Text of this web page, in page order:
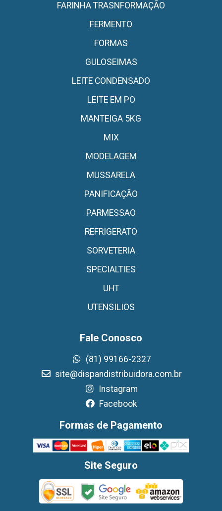
FARINHA TRASNFORMAÇÃO
FERMENTO
FORMAS
GULOSEIMAS
LEITE CONDENSADO
LEITE EM PO
MANTEIGA 5KG
MIX
MODELAGEM
MUSSARELA
PANIFICAÇÃO
PARMESSAO
REFRIGERATO
SORVETERIA
SPECIALTIES
UHT
UTENSILIOS
Fale Conosco
(81) 99166-2327
site@dispandistribuidora.com.br
Instagram
Facebook
Formas de Pagamento
Site Seguro